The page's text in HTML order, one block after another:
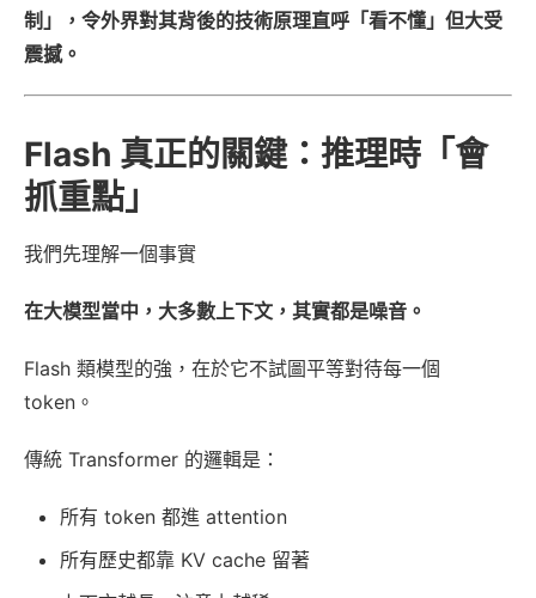
制」，令外界對其背後的技術原理直呼「看不懂」但大受
震撼。
Flash 真正的關鍵：推理時「會
抓重點」
我們先理解一個事實
在大模型當中，大多數上下文，其實都是噪音。
Flash 類模型的強，在於它不試圖平等對待每一個
token。
傳統 Transformer 的邏輯是：
所有 token 都進 attention
所有歷史都靠 KV cache 留著